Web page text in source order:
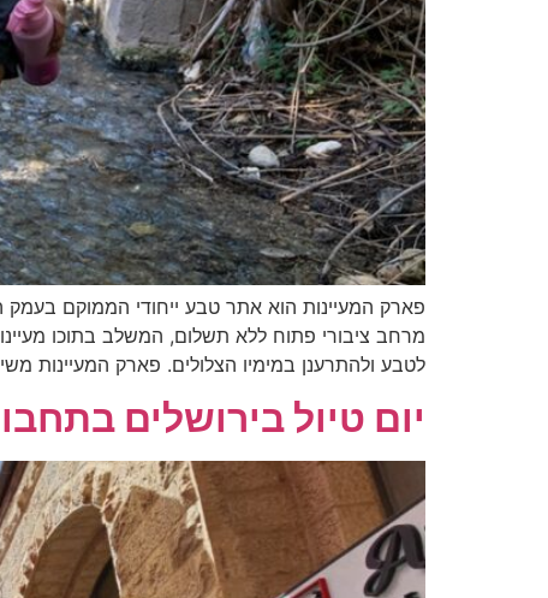
פארק המעיינות הוא אתר טבע ייחודי הממוקם בעמק
מרחב ציבורי פתוח ללא תשלום, המשלב בתוכו
לטבע ולהתרענן במימיו הצלולים. פארק המעיינות
יום טיול בירושלים